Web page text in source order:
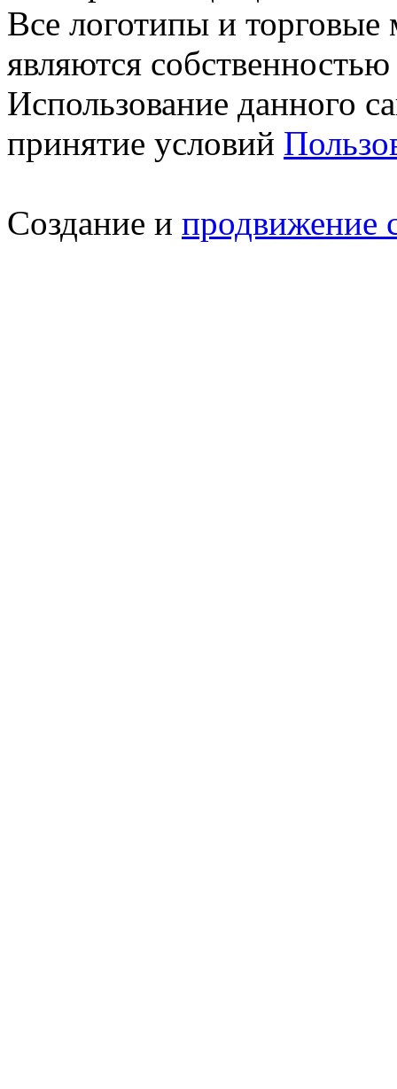
Все логотипы и торговые
являются
Использование данного
принятие условий
Создание и продвижение